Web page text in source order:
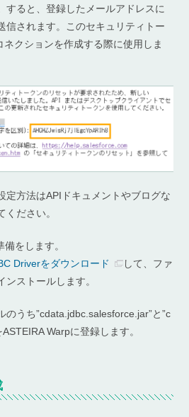
すると、登録したメールアドレスに
信されます。このセキュリティトー
ネクションを作成する際に使用しま
定方法はAPIドキュメントやブログな
ください。
をします。
Driverをダウンロード
して、ファ
ストールします。
のうち”cdata.jdbc.salesforce.jar”と”c
Warpに登録します。